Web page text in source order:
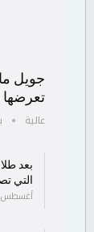
جويل
تعرضها
عالية
بعد
التي
أغسطس 17, 2020